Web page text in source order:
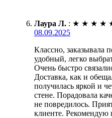
Лаура Л. : ★ ★ ★ ★
08.09.2025
Классно, заказывала
удобный, легко
Очень быстро
Доставка, как и
получилась яркой и
стене. Порадовала
не повредилось.
клиенте. Рекомендую